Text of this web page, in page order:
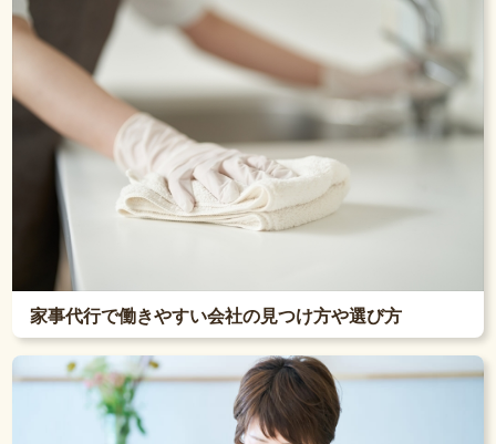
家事代行で働きやすい会社の見つけ方や選び方